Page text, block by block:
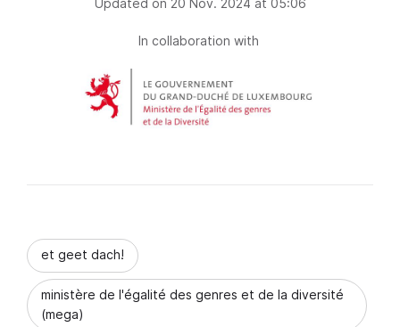
Updated on 20 Nov. 2024 at 05:06
In collaboration with
et geet dach!
ministère de l'égalité des genres et de la diversité
(mega)